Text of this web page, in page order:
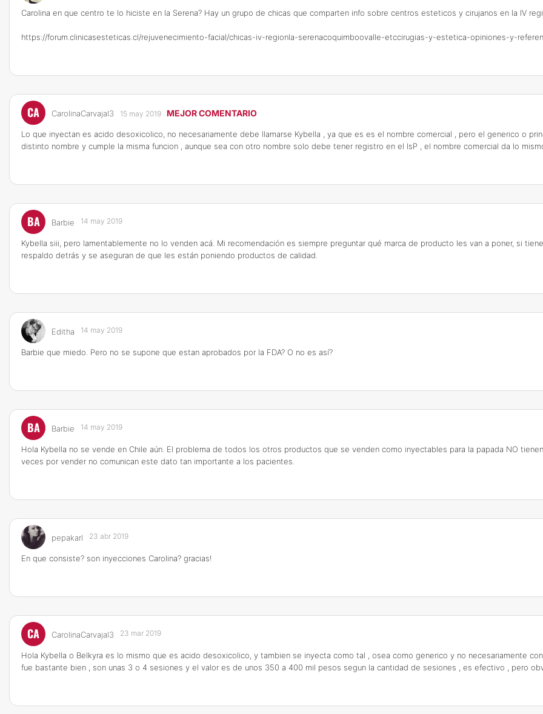
Carolina en que centro te lo hiciste en la Serena? Hay un grupo de chicas que comparten info sobre centros esteticos y cirujanos en la IV
https://forum.clinicasesteticas.cl/rejuvenecimiento-facial/chicas-iv-regionla-serenacoquimboovalle-etccirugias-y-estetica-opiniones-y-
CA CarolinaCarvajal3 15 may 2019 MEJOR COMENTARIO
Lo que inyectan es acido desoxicolico, no necesariamente debe llamarse Kybella , ya que es es el nombre comercial , pero el generico o
distinto nombre y cumple la misma funcion , aunque sea con otro nombre solo debe tener registro en el IsP , el nombre comercial da lo
BA Barbie 14 may 2019
Kybella siii, pero lamentablemente no lo venden acá. Mi recomendación es siempre preguntar qué marca de producto les van a poner, si
respaldo detrás y se aseguran de que les están poniendo productos de calidad.
Editha 14 may 2019
Barbie que miedo. Pero no se supone que estan aprobados por la FDA? O no es así?
BA Barbie 14 may 2019
Hola Kybella no se vende en Chile aún. El problema de todos los otros productos que se venden como inyectables para la papada NO
veces por vender no comunican este dato tan importante a los pacientes.
pepakarl 23 abr 2019
En que consiste? son inyecciones Carolina? gracias!
CA CarolinaCarvajal3 23 mar 2019
Hola Kybella o Belkyra es lo mismo que es acido desoxicolico, y tambien se inyecta como tal , osea como generico y no necesariamente
fue bastante bien , son unas 3 o 4 sesiones y el valor es de unos 350 a 400 mil pesos segun la cantidad de sesiones , es efectivo , pero